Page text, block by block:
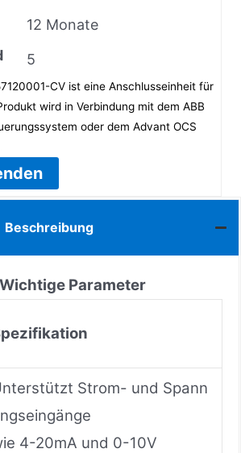
12 Monate
5
CV ist eine Anschlusseinheit für
wird in Verbindung mit dem ABB
oder dem Advant OCS
Beschreibung
Wichtige Parameter
Strom- und Spann
4-20mA und 0-10V